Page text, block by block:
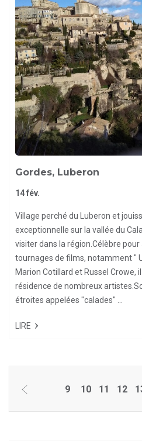
Gordes, Luberon
14 fév.
Village perché du Luberon et
exceptionnelle sur la vallée du
visiter dans la région.Célèbre
tournages de films, notamment "
Marion Cotillard et Russel Crowe,
résidence de nombreux
étroites appelées "calades" ...
LIRE
9 10 11 12